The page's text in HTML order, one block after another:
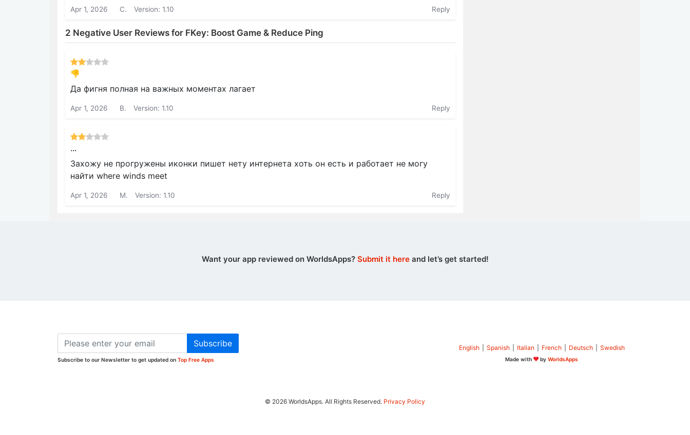
Apr 1, 2026 С. Version: 1.10 Reply
2 Negative User Reviews for FKey: Boost Game & Reduce Ping
👎
Да фигня полная на важных моментах лагает
Apr 1, 2026 В. Version: 1.10 Reply
...
Захожу не прогружены иконки пишет нету интернета хоть он есть и работает не могу
найти where winds meet
Apr 1, 2026 M. Version: 1.10 Reply
Want your app reviewed on WorldsApps? Submit it hereand let’s get started!
Subscribe
Subscribe to our Newsletter to get updated on Top Free Apps
English Spanish Italian French Deutsch Swedish
Made with byWorldsApps
© 2026 WorldsApps. All Rights Reserved. Privacy Policy